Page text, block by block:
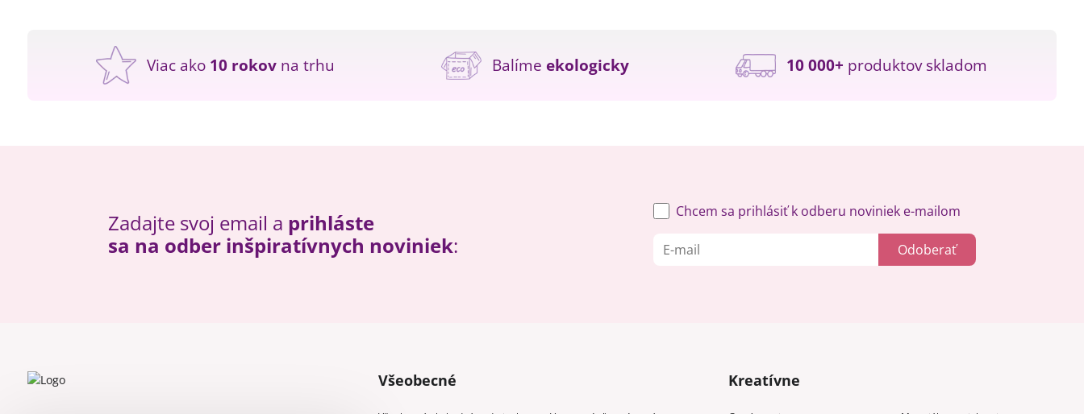
Viac ako 10 rokov na trhu Balíme ekologicky 10 000+ produktov skladom
Zadajte svoj email a prihláste
sa na odber inšpiratívnych noviniek: Odoberať
Chcem sa prihlásiť k odberu noviniek e-mailom
Všeobecné Kreatívne